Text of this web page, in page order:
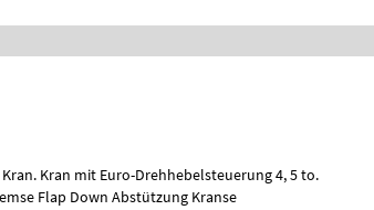
4, 5 to.
Flap Down Abstützung Kranse